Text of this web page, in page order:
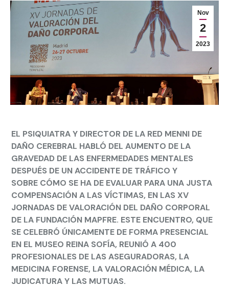
Nov
2
2023
EL PSIQUIATRA Y DIRECTOR DE LA RED MENNI DE
DAÑO CEREBRAL HABLÓ DEL AUMENTO DE LA
GRAVEDAD DE LAS ENFERMEDADES MENTALES
DESPUÉS DE UN ACCIDENTE DE TRÁFICO Y
SOBRE CÓMO SE HA DE EVALUAR PARA UNA JUSTA
COMPENSACIÓN A LAS VÍCTIMAS, EN LAS XV
JORNADAS DE VALORACIÓN DEL DAÑO CORPORAL
DE LA FUNDACIÓN MAPFRE. ESTE ENCUENTRO, QUE
SE CELEBRÓ ÚNICAMENTE DE FORMA PRESENCIAL
EN EL MUSEO REINA SOFÍA, REUNIÓ A 400
PROFESIONALES DE LAS ASEGURADORAS, LA
MEDICINA FORENSE, LA VALORACIÓN MÉDICA, LA
JUDICATURA Y LAS MUTUAS.